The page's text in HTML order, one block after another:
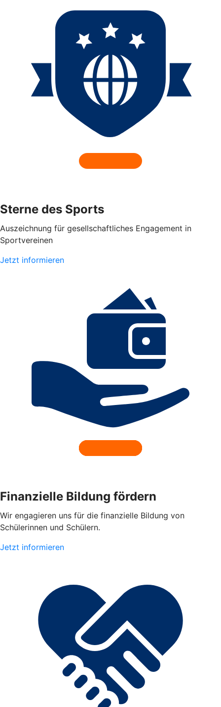
Sterne des Sports
Auszeichnung für gesellschaftliches Engagement in
Sportvereinen
Jetzt informieren
Finanzielle Bildung fördern
Wir engagieren uns für die finanzielle Bildung von
Schülerinnen und Schülern.
Jetzt informieren